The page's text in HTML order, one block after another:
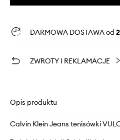
DARMOWA DOSTAWA od
ZWROTY I REKLAMACJE
Opis produktu
Calvin Klein Jeans tenisówki